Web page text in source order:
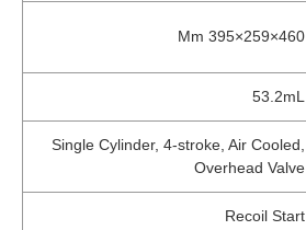
460×259×395 Mm
53.2mL
Single Cylinder, 4-stroke, Air Cooled,
Overhead Valve
Recoil Start